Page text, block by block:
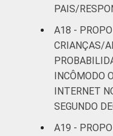
PAIS/
A18 -
CRIANÇAS/
INCÔMODO
INTERNET
SEGUNDO
A19 -